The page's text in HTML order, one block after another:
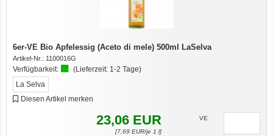
6er-VE Bio Apfelessig (Aceto di mele) 500ml LaSelva
Artikel-Nr.: 1100016G
Verfügbarkeit: (Lieferzeit: 1-2 Tage)
La Selva
Diesen Artikel merken
23,06 EUR
[7,69EUR/je 1 l]
VE